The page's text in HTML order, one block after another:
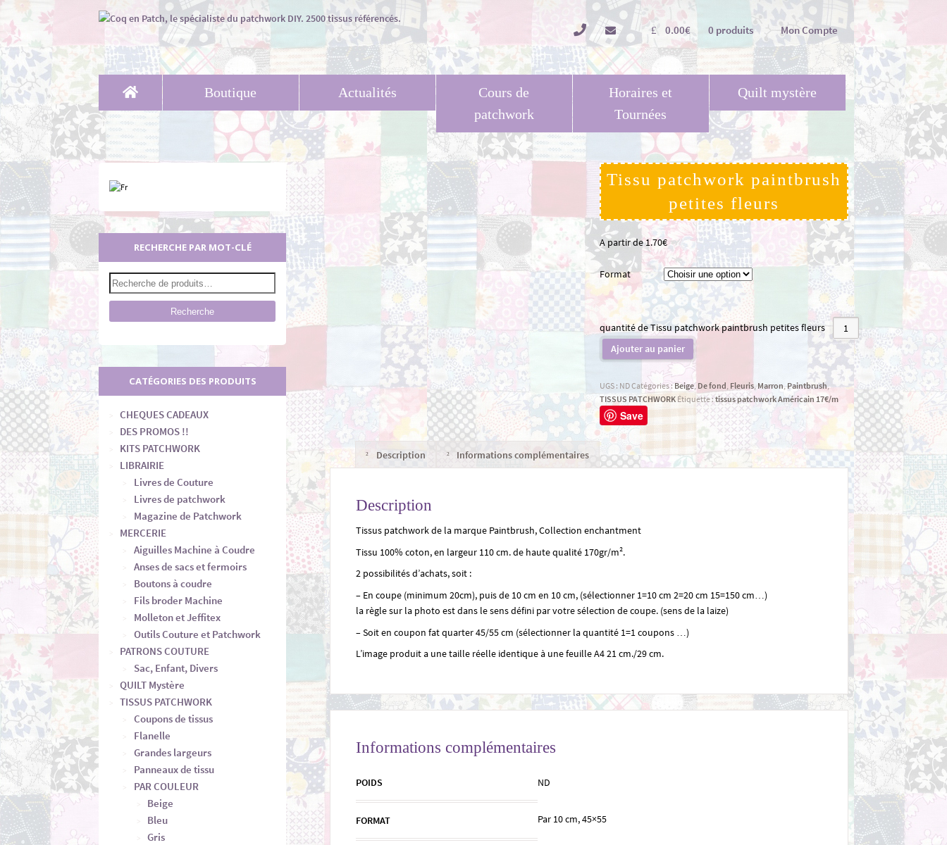
Mon Compte
0.00€ 0 produits
Boutique Actualités
Cours de
patchwork
Horaires et
Tournées
Quilt mystère
Tissu patchwork paintbrush
petites fleurs
A partir de1.70€
Format
quantité de Tissu patchwork paintbrush petites fleurs
Ajouter au panier
UGS : NDCatégories :Beige, De fond Fleuris, Marron Paintbrush,
TISSUS PATCHWORK Étiquette :tissus patchwork Américain 17€/m
Save
Description Informations complémentaires
Description
Tissus patchwork de la marque Paintbrush, Collection enchantment
Tissu 100% coton, en largeur 110 cm. de haute qualité 170gr/m².
2 possibilités d’achats, soit :
– En coupe (minimum 20cm), puis de 10 cm en 10 cm, (sélectionner 1=10 cm 2=20 cm 15=150 cm…)
la règle sur la photo est dans le sens défini par votre sélection de coupe. (sens de la laize)
– Soit en coupon fat quarter 45/55 cm (sélectionner la quantité 1=1 coupons …)
L’image produit a une taille réelle identique à une feuille A4 21 cm./29 cm.
Informations complémentaires
POIDS ND
FORMAT Par 10 cm, 45×55
RECHERCHE PAR MOT-CLÉ
Recherche
CATÉGORIES DES PRODUITS
CHEQUES CADEAUX
DES PROMOS !!
KITS PATCHWORK
LIBRAIRIE
Livres de Couture
Livres de patchwork
Magazine de Patchwork
MERCERIE
Aiguilles Machine à Coudre
Anses de sacs et fermoirs
Boutons à coudre
Fils broder Machine
Molleton et Jeffitex
Outils Couture et Patchwork
PATRONS COUTURE
Sac, Enfant, Divers
QUILT Mystère
TISSUS PATCHWORK
Coupons de tissus
Flanelle
Grandes largeurs
Panneaux de tissu
PAR COULEUR
Beige
Bleu
Gris